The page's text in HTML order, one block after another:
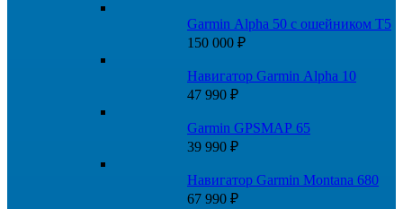
Garmin Alpha 50 с ошейником Т5
150 000 ₽
Навигатор Garmin Alpha 10
47 990 ₽
Garmin GPSMAP 65
39 990 ₽
Навигатор Garmin Montana 680
67 990 ₽